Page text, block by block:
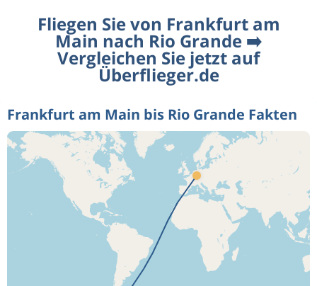
Fliegen Sie von Frankfurt am
Main nach Rio Grande ➡️
Vergleichen Sie jetzt auf
Überflieger.de
Frankfurt am Main bis Rio Grande Fakten